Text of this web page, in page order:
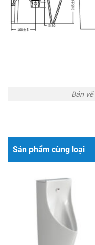
Bản
Sản phẩm cùng loại